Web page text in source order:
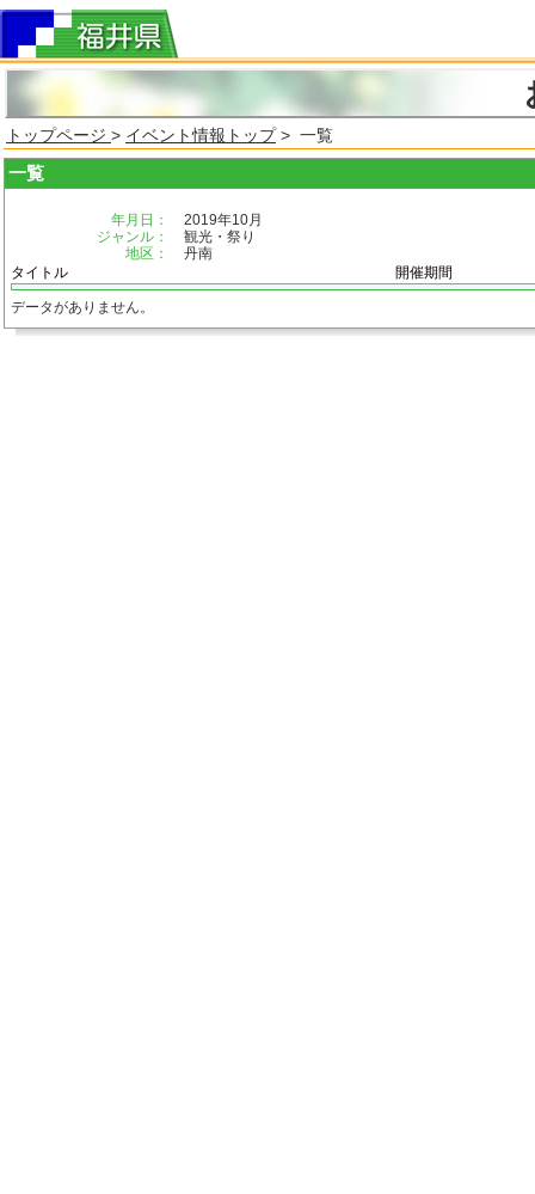
トップページ > イベント情報トップ> 一覧
一覧
年月日：
2019年10月
ジャンル：
観光・祭り
地区：
丹南
タイトル
開催期間
データがありません。